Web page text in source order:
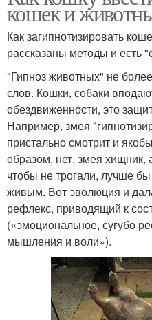
кошек и
Как загипнотизировать
рассказаны методы и есть
"Гипноз животных" не
слов. Кошки, собаки
обездвиженности, это
Например, змея
пристально смотрит и
образом, нет, змея
чтобы не трогали, лучше
живым. Вот эволюция и
рефлекс, приводящий к
(«эмоциональное, сугубо
мышления и воли»).